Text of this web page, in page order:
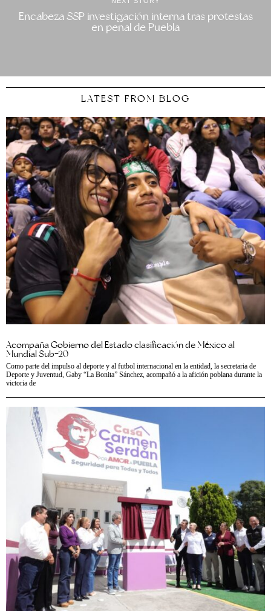
Encabeza SSP investigación interna tras protestas
en penal de Puebla
LATEST FROM BLOG
Acompaña Gobierno del Estado clasificación de México al
Mundial Sub-20
Como parte del impulso al deporte y al futbol internacional en la entidad, la secretaria de
Deporte y Juventud, Gaby “La Bonita” Sánchez, acompañó a la afición poblana durante la
victoria de